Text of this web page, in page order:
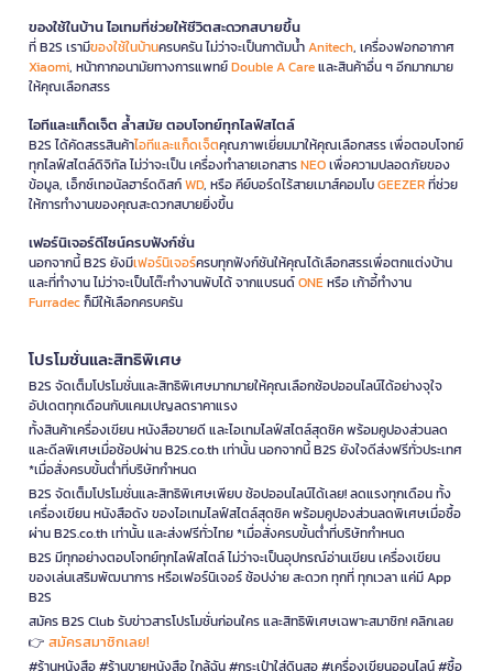
ของใช้ในบ้าน ไอเทมที่ช่วยให้ชีวิตสะดวกสบายขึ้น
ที่ B2S เรามีของใช้ในบ้านครบครัน ไม่ว่าจะเป็นกาต้มน้ำAnitech, เครื่องฟอกอากาศ
Xiaomi, หน้ากากอนามัยทางการแพทย์Double A Careและสินค้าอื่น ๆ อีกมากมาย
ให้คุณเลือกสรร
ไอทีและแก็ดเจ็ต ล้ำสมัย ตอบโจทย์ทุกไลฟ์สไตล์
B2S ได้คัดสรรสินค้าไอทีและแก็ดเจ็ตคุณภาพเยี่ยมมาให้คุณเลือกสรร เพื่อตอบโจทย์
ทุกไลฟ์สไตล์ดิจิทัล ไม่ว่าจะเป็น เครื่องทำลายเอกสารNEOเพื่อความปลอดภัยของ
ข้อมูล, เอ็กซ์เทอนัลฮาร์ดดิสก์WD, หรือ คีย์บอร์ดไร้สายเมาส์คอมโบGEEZERที่ช่วย
ให้การทำงานของคุณสะดวกสบายยิ่งขึ้น
เฟอร์นิเจอร์ดีไซน์ครบฟังก์ชั่น
นอกจากนี้ B2S ยังมีเฟอร์นิเจอร์ครบทุกฟังก์ชันให้คุณได้เลือกสรรเพื่อตกแต่งบ้าน
และที่ทำงาน ไม่ว่าจะเป็นโต๊ะทำงานพับได้ จากแบรนด์ONEหรือ เก้าอี้ทำงาน
Furradecก็มีให้เลือกครบครัน
โปรโมชั่นและสิทธิพิเศษ
B2S จัดเต็มโปรโมชั่นและสิทธิพิเศษมากมายให้คุณเลือกช้อปออนไลน์ได้อย่างจุใจ
อัปเดตทุกเดือนกับแคมเปญลดราคาแรง
ทั้งสินค้าเครื่องเขียน หนังสือขายดี และไอเทมไลฟ์สไตล์สุดชิค พร้อมคูปองส่วนลด
และดีลพิเศษเมื่อช้อปผ่าน B2S.co.th เท่านั้น นอกจากนี้ B2S ยังใจดีส่งฟรีทั่วประเทศ
*เมื่อสั่งครบขั้นต่ำที่บริษัทกำหนด
B2S จัดเต็มโปรโมชั่นและสิทธิพิเศษเพียบ ช้อปออนไลน์ได้เลย! ลดแรงทุกเดือน ทั้ง
เครื่องเขียน หนังสือดัง ของไอเทมไลฟ์สไตล์สุดชิค พร้อมคูปองส่วนลดพิเศษเมื่อซื้อ
ผ่าน B2S.co.th เท่านั้น และส่งฟรีทั่วไทย *เมื่อสั่งครบขั้นต่ำที่บริษัทกำหนด
B2S มีทุกอย่างตอบโจทย์ทุกไลฟ์สไตล์ ไม่ว่าจะเป็นอุปกรณ์อ่านเขียน เครื่องเขียน
ของเล่นเสริมพัฒนาการ หรือเฟอร์นิเจอร์ ช้อปง่าย สะดวก ทุกที่ ทุกเวลา แค่มี App
B2S
สมัคร B2S Club รับข่าวสารโปรโมชั่นก่อนใคร และสิทธิพิเศษเฉพาะสมาชิก! คลิกเลย
👉 สมัครสมาชิกเลย!
#ร้านหนังสือ #ร้านขายหนังสือ ใกล้ฉัน #กระเป๋าใส่ดินสอ #เครื่องเขียนออนไลน์ #ซื้อ